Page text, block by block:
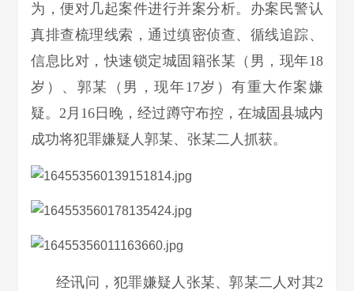
为，便对几起案件进行并案分析。办案民警认
真排查梳理线索，通过缜密侦查、循线追踪、
信息比对，快速锁定城固籍张某（男，现年18
岁）、郭某（男，现年17岁）有重大作案嫌
疑。2月16日晚，经过蹲守布控，在城固县城内
成功将犯罪嫌疑人郭某、张某二人抓获。
经讯问，犯罪嫌疑人张某、郭某二人对其2